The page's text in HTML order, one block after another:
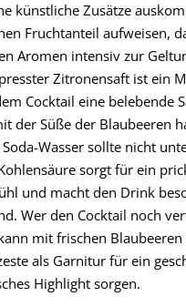
künstliche Zusätze
Fruchtanteil aufweisen,
Aromen intensiv zur
Zitronensaft ist ein
Cocktail eine belebende
der Süße der Blaubeeren
Wasser sollte nicht
sorgt für ein
und macht den Drink
Wer den Cocktail noch
mit frischen
als Garnitur für ein
Highlight sorgen.